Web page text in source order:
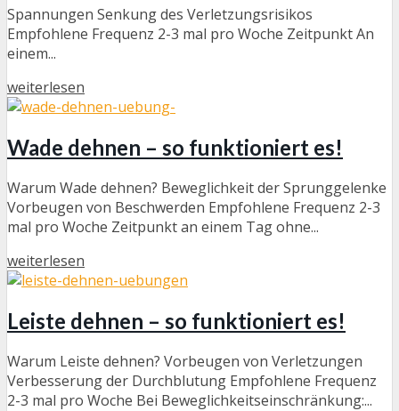
Spannungen Senkung des Verletzungsrisikos
Empfohlene Frequenz 2-3 mal pro Woche Zeitpunkt An
einem...
weiterlesen
Wade dehnen – so funktioniert es!
Warum Wade dehnen? Beweglichkeit der Sprunggelenke
Vorbeugen von Beschwerden Empfohlene Frequenz 2-3
mal pro Woche Zeitpunkt an einem Tag ohne...
weiterlesen
Leiste dehnen – so funktioniert es!
Warum Leiste dehnen? Vorbeugen von Verletzungen
Verbesserung der Durchblutung Empfohlene Frequenz
2-3 mal pro Woche Bei Beweglichkeitseinschränkung:...